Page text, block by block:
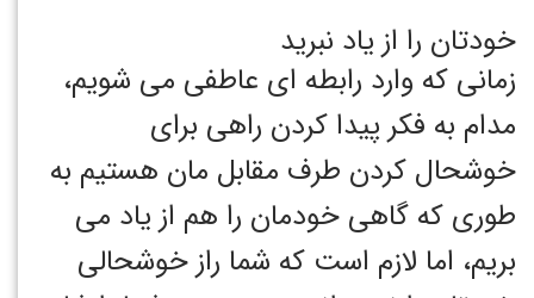
خودتان را از یاد نبرید
زمانی که وارد رابطه ای عاطفی می شویم،
مدام به فکر پیدا کردن راهی برای
خوشحال کردن طرف مقابل مان هستیم به
طوری که گاهی خودمان را هم از یاد می
بریم، اما لازم است که شما راز خوشحالی